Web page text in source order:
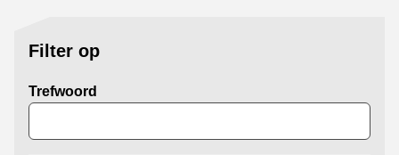
Filter op
Trefwoord